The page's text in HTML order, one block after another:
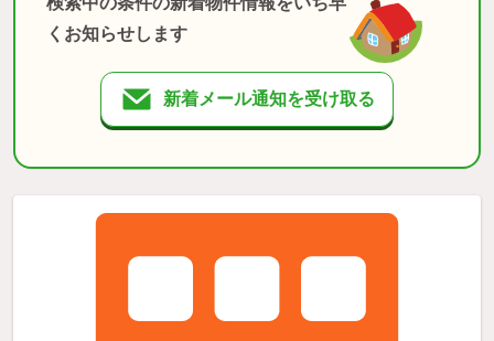
くお知らせします
新着メール通知を受け取る